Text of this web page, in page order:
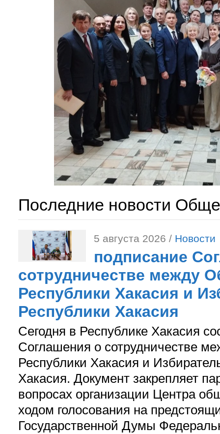
Последние новости
5 августа 2026 / Новости
подписание
сотрудничестве между
Республики Хакасия и
Республики Хакасия
Сегодня в Республике Хакасия
Соглашения о сотрудничестве
Республики Хакасия и
Хакасия. Документ закрепляет
вопросах организации Центра
ходом голосования на
Государственной Думы